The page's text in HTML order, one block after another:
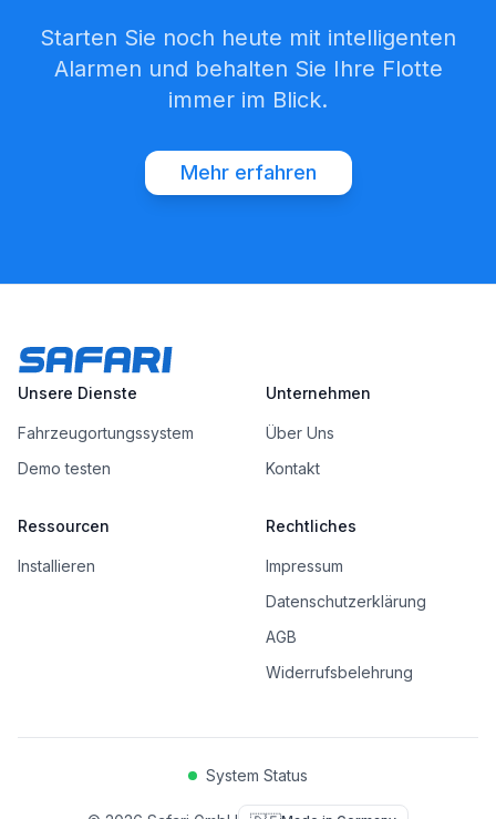
Starten Sie noch heute mit intelligenten
Alarmen und behalten Sie Ihre Flotte
immer im Blick.
Mehr erfahren
Unsere Dienste
Fahrzeugortungssystem
Demo testen
Unternehmen
Über Uns
Kontakt
Ressourcen
Installieren
Rechtliches
Impressum
Datenschutzerklärung
AGB
Widerrufsbelehrung
System Status